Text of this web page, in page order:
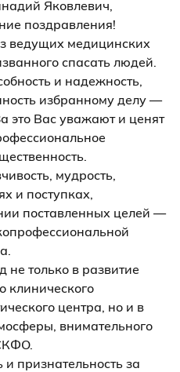
Яковлевич,
поздравления!
ведущих медицинских
спасать людей.
и надежность,
избранному делу —
это Вас уважают и ценят
мудрость,
и поступках,
поставленных целей —
не только в развитие
клинического
центра, но и в
внимательного
признательность за